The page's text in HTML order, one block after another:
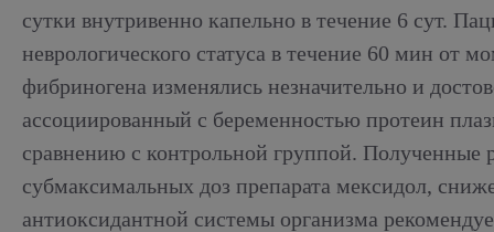
сутки внутривенно капельно в течение 6 сут.
неврологического статуса в течение 60 мин от
фибриногена изменялись незначительно и
ассоциированный с беременностью протеин
сравнению с контрольной группой. Полученные
субмаксимальных доз препарата мексидол,
антиоксидантной системы организма